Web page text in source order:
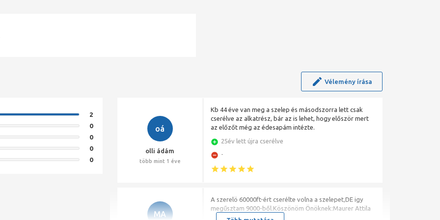
Vélemény írása
2
0
0
0
0
oá
olli ádám
több mint 1 éve
Kb 44 éve van meg a szelep és másodszorra lett csak
cserélve az alkatrész, bár az is lehet, hogy először mert
az előzőt még az édesapám intézte.
25év lett újra cserélve
-
MA
A szerelö 60000ft-ért cserélte volna a szelepet,DE igy
megűsztam 9000-ből.Köszönöm Önöknek:Maurer Attila